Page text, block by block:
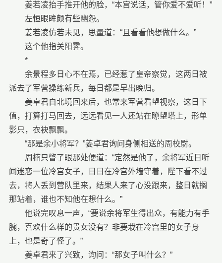
姜若凌抬手推开他的脸，“本宫说话，管你爱不爱听！”
左恒眼眸颇有些幽怨。
姜若凌仿若未见，思量道：“且看看他想做什么。”
这个他指关阳霁。
*
余景程多日心不在焉，已经惹了皇帝察觉，这两日被
派去了军营操练新兵，每日都是早出晚归。
姜卓君自北境回来后，也常来军营看望视察，这日下
值，打算打马回去，远远看见一人还站在瞭望塔上，形单
影只，衣袂飘飘。
“那是余小将军？”姜卓君询问身侧相送的周校尉。
周楠只瞥了眼那处便道：“定然是他了，余将军近日听
闻迷恋一位冷宫女子，日日在冷宫外墙守着，陛下看不过
去，将人丢到营队里来，结果人来了心没跟来，整日就搁
那站着，谁也不知他在想什么。”
他说完叹息一声，“要说余将军生得出众，有能力有手
腕，喜欢什么样的贵女没有？非要栽在冷宫里的女子身
上，也是奇了怪了。”
姜卓君来了兴致，询问：“那女子叫什么？”